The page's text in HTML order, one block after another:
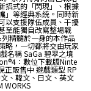
招式的「閃現」、根據
」等經典系統。同時新
以支援隊伍成員、干擾
至能獨自改寫整場戰
精髓於一身的本作品
略，一切都將交由玩家
名稱 SaGa 碧翠之境
：數位下載版Ninte
販售中 遊戲類型 RP
、韓文、日文、英文
WORKS